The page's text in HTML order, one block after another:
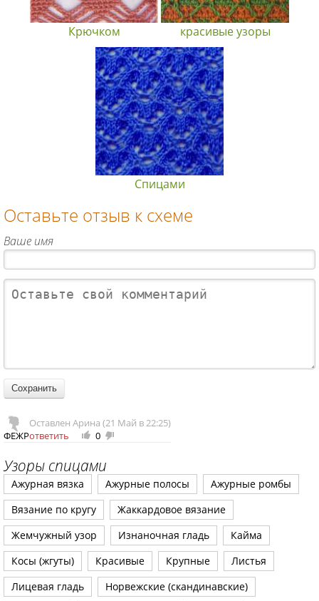
Крючком красивые узоры
Спицами
Оставьте отзыв к схеме
Ваше имя
Оставлен Арина (21 Май в 22:25)
ФЕЖРответить 0
Узоры спицами
Ажурная вязка Ажурные полосы
Ажурные ромбы
Вязание по кругу
Жаккардовое вязание
Жемчужный узор
Изнаночная гладь
Кайма
Косы (жгуты)
Красивые Крупные
Листья
Лицевая гладь
Норвежские (скандинавские)